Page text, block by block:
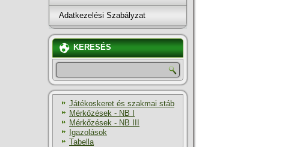
Adatkezelési Szabályzat
KERESÉS
Játékoskeret és szakmai stáb
Mérkőzések - NB I
Mérkőzések - NB III
Igazolások
Tabella